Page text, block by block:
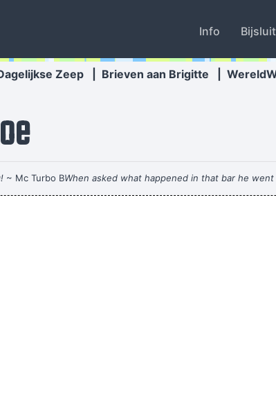
Info
Zeep Brieven aan Brigitte
~ Mc Turbo BWhen asked what happened in that bar he
Heej mevrouw ik
afvegen, zonder diens expliciete, door een magistraat
dass das komplette Wochenende danach auf dem